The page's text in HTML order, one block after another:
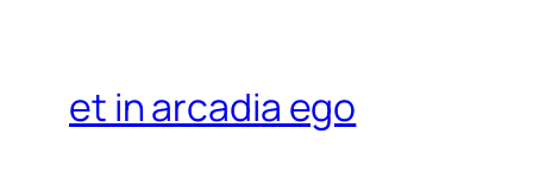
et in arcadia ego